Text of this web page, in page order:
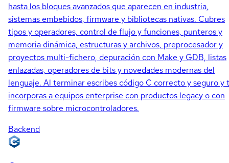
hasta los bloques avanzados que aparecen en industria,
sistemas embebidos, firmware y bibliotecas nativas. Cubres
tipos y operadores, control de flujo y funciones, punteros y
memoria dinámica, estructuras y archivos, preprocesador y
proyectos multi-fichero, depuración con Make y GDB, listas
enlazadas, operadores de bits y novedades modernas del
lenguaje. Al terminar escribes código C correcto y seguro y
incorporas a equipos enterprise con productos legacy o con
firmware sobre microcontroladores.
Backend